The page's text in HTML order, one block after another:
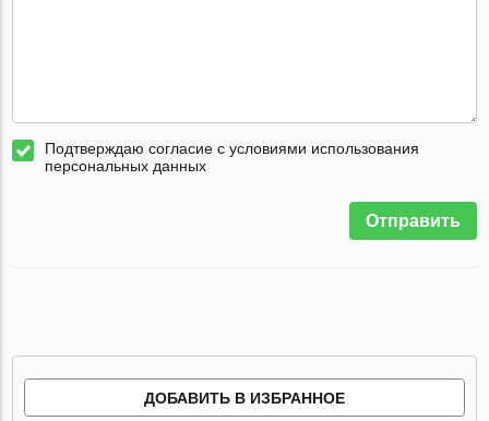
Подтверждаю согласие с условиями использования
персональных данных
Отправить
ДОБАВИТЬ В ИЗБРАННОЕ